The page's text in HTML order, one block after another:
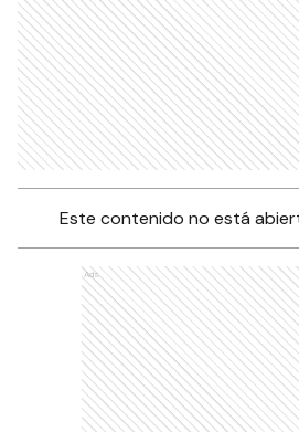
Este contenido no está
Ads